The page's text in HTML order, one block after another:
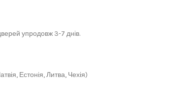
упродовж 3-7 днів.
Естонія, Литва, Чехія)